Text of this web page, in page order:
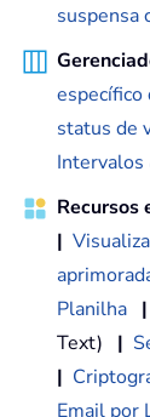
suspensa
específico
status de
Intervalos
Recursos
|
Planilha |
Text) |
|
Email por